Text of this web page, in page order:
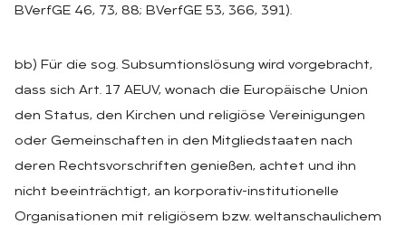
BVerfGE 46, 73, 88; BVerfGE 53, 366, 391).
bb) Für die sog. Subsumtionslösung wird vorgebracht,
dass sich Art. 17 AEUV, wonach die Europäische Union
den Status, den Kirchen und religiöse Vereinigungen
oder Gemeinschaften in den Mitgliedstaaten nach
deren Rechtsvorschriften genießen, achtet und ihn
nicht beeinträchtigt, an korporativ-institutionelle
Organisationen mit religiösem bzw. weltanschaulichem